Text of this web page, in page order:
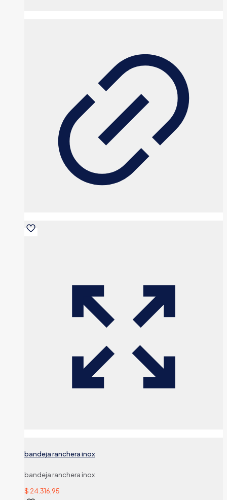
bandeja ranchera inox
bandeja ranchera inox
$ 24.316,95